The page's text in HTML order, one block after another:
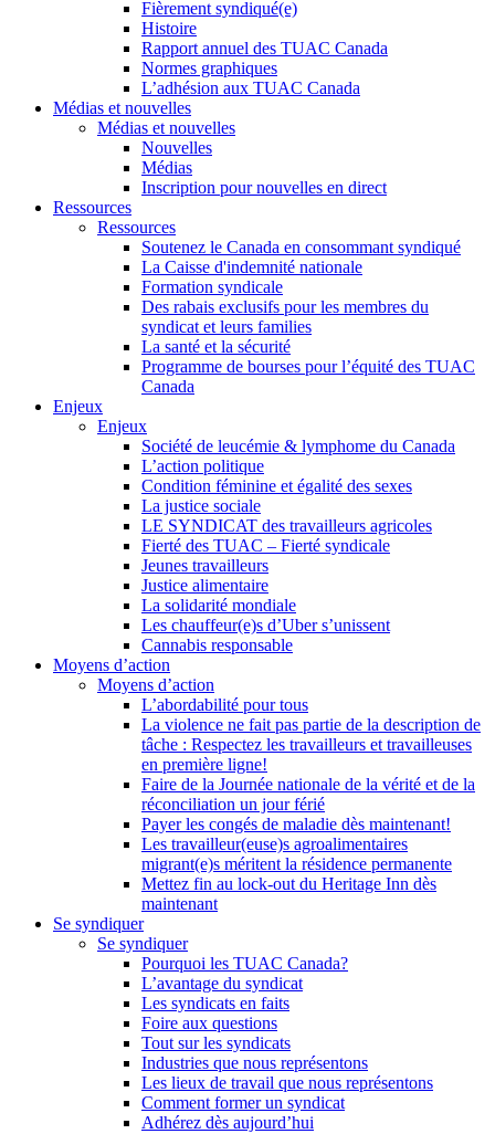
Fièrement syndiqué(e)
Histoire
Rapport annuel des TUAC Canada
Normes graphiques
L’adhésion aux TUAC Canada
Médias et nouvelles
Médias et nouvelles
Nouvelles
Médias
Inscription pour nouvelles en direct
Ressources
Ressources
Soutenez le Canada en consommant syndiqué
La Caisse d'indemnité nationale
Formation syndicale
Des rabais exclusifs pour les membres du
syndicat et leurs families
La santé et la sécurité
Programme de bourses pour l’équité des TUAC
Canada
Enjeux
Enjeux
Société de leucémie & lymphome du Canada
L’action politique
Condition féminine et égalité des sexes
La justice sociale
LE SYNDICAT des travailleurs agricoles
Fierté des TUAC – Fierté syndicale
Jeunes travailleurs
Justice alimentaire
La solidarité mondiale
Les chauffeur(e)s d’Uber s’unissent
Cannabis responsable
Moyens d’action
Moyens d’action
L’abordabilité pour tous
La violence ne fait pas partie de la description de
tâche : Respectez les travailleurs et travailleuses
en première ligne!
Faire de la Journée nationale de la vérité et de la
réconciliation un jour férié
Payer les congés de maladie dès maintenant!
Les travailleur(euse)s agroalimentaires
migrant(e)s méritent la résidence permanente
Mettez fin au lock-out du Heritage Inn dès
maintenant
Se syndiquer
Se syndiquer
Pourquoi les TUAC Canada?
L’avantage du syndicat
Les syndicats en faits
Foire aux questions
Tout sur les syndicats
Industries que nous représentons
Les lieux de travail que nous représentons
Comment former un syndicat
Adhérez dès aujourd’hui